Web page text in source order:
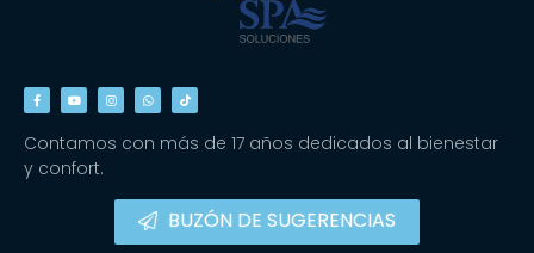
Contamos con más de 17 años dedicados al bienestar
y confort.
BUZÓN DE SUGERENCIAS